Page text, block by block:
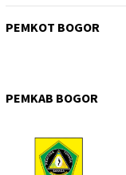
PEMKOT BOGOR
PEMKAB BOGOR